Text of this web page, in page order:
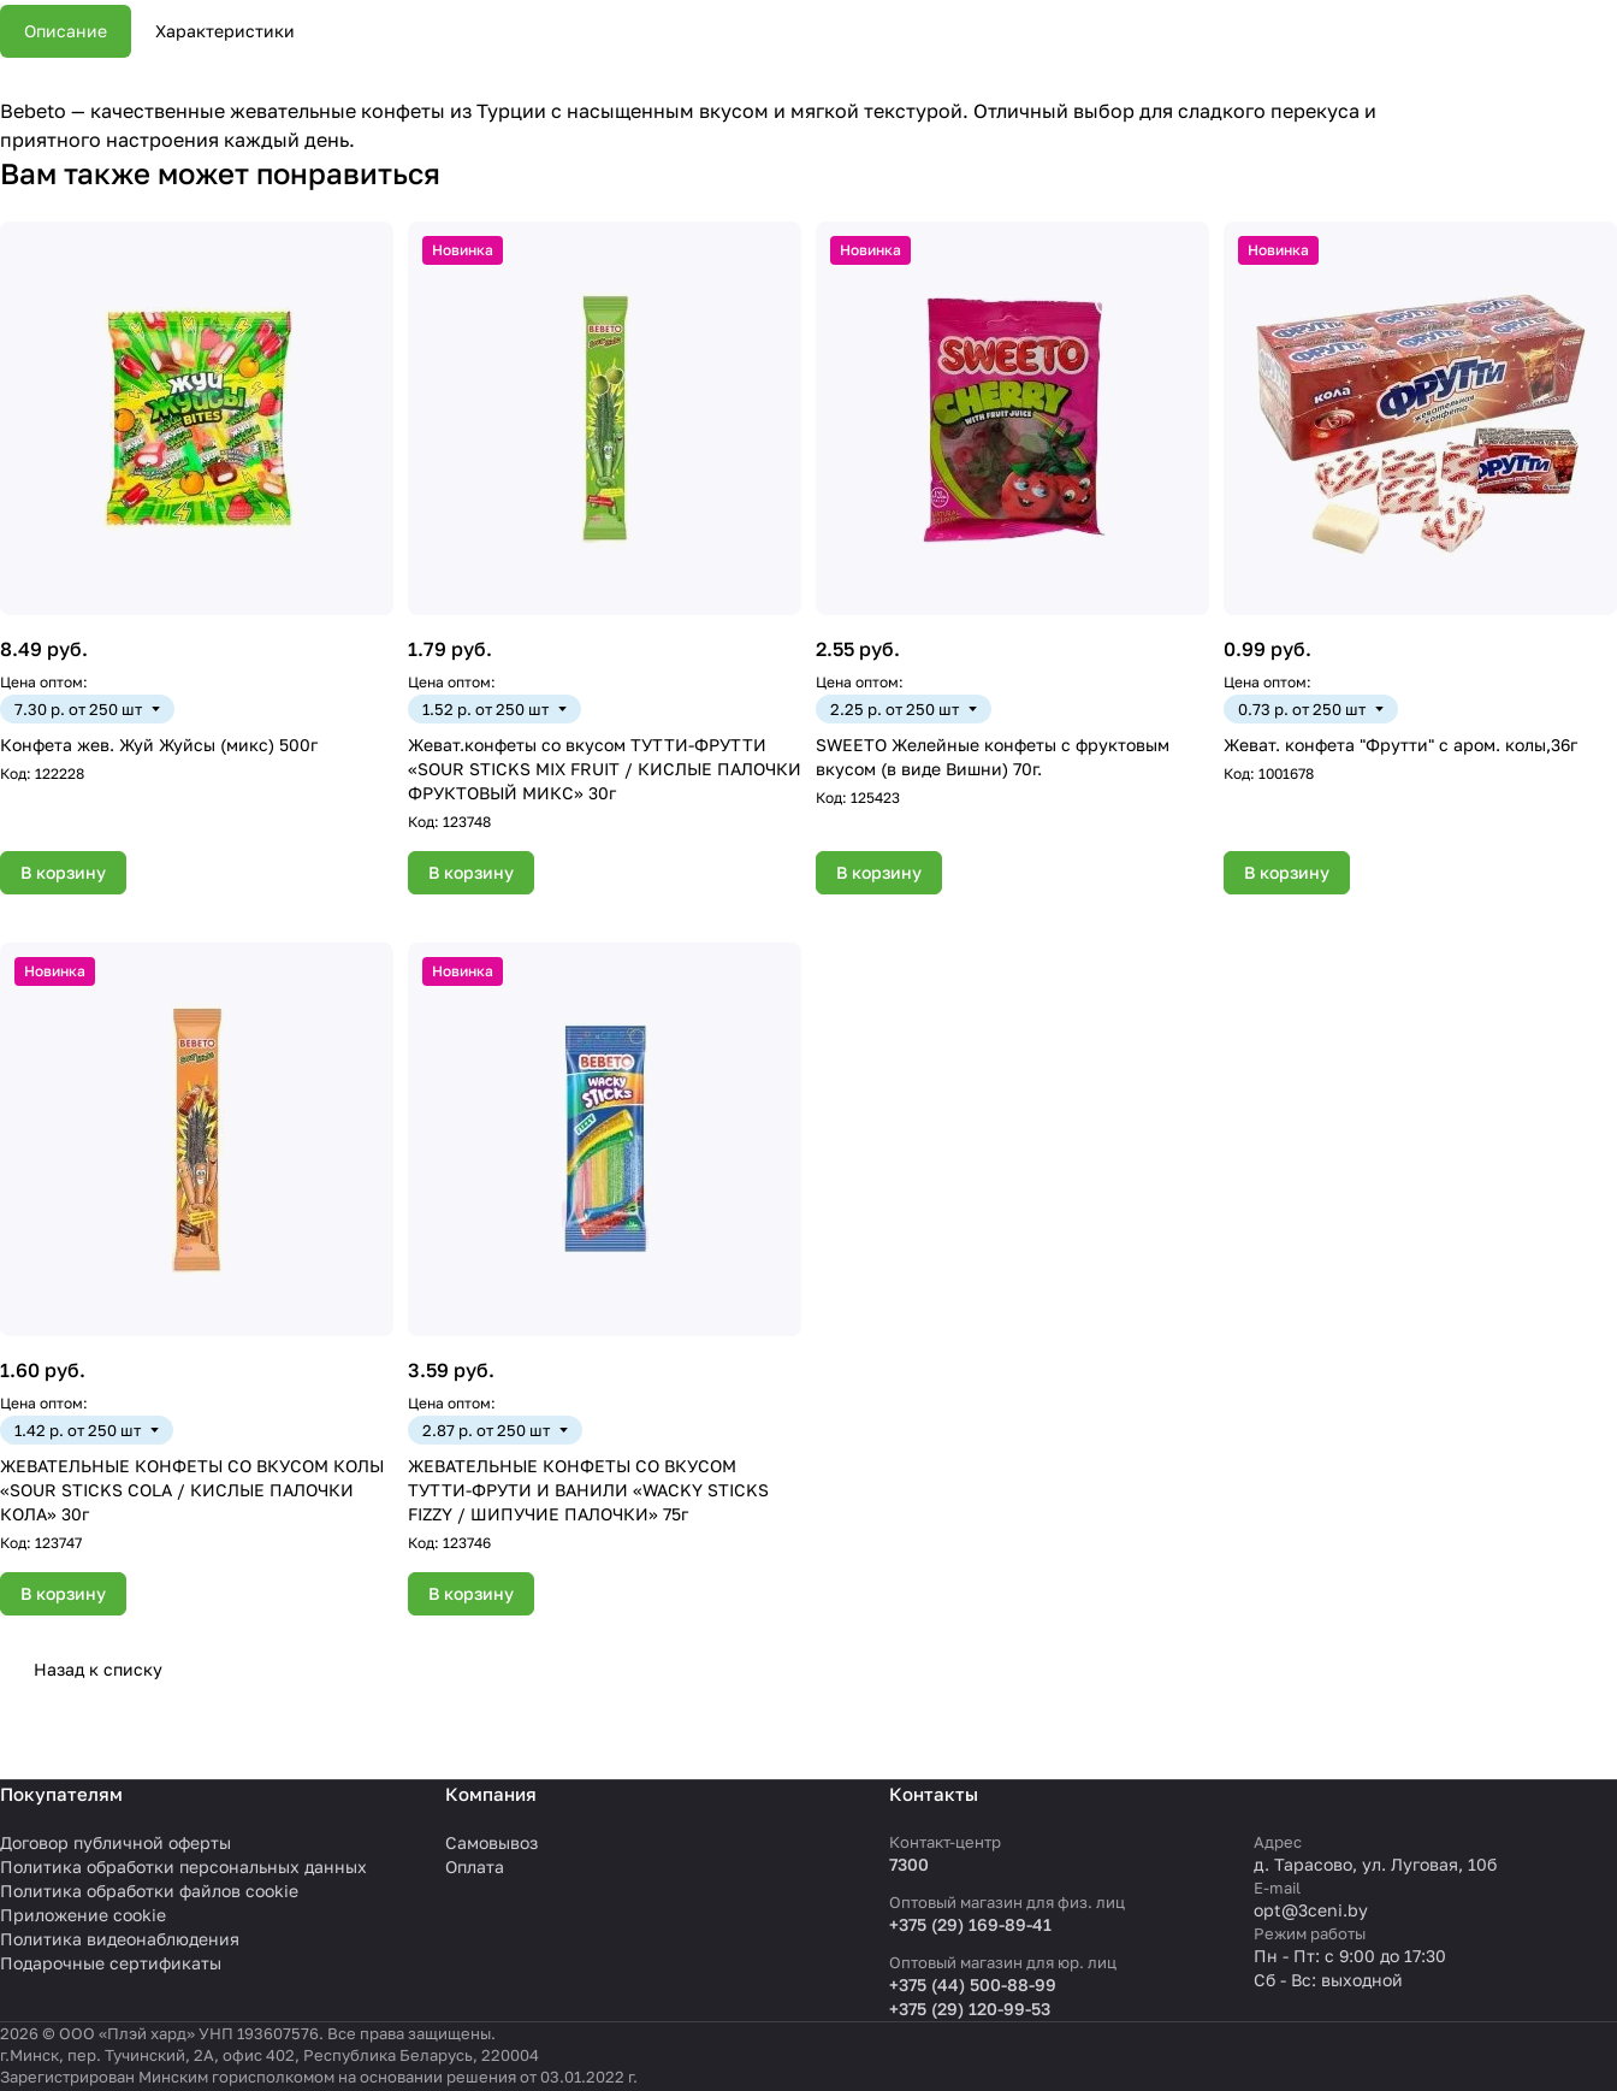
Описание Характеристики
Bebeto — качественные жевательные конфеты из Турции с насыщенным вкусом и мягкой текстурой. Отличный выбор для сладкого перекуса и
приятного настроения каждый день.
Вам также может понравиться
8.49 руб.
Цена оптом:
7.30 р. от 250 шт
Конфета жев. Жуй Жуйсы (микс) 500г
Код: 122228
В корзину
Новинка
1.79 руб.
Цена оптом:
1.52 р. от 250 шт
Жеват.конфеты со вкусом ТУТТИ-ФРУТТИ
«SOUR STICKS MIX FRUIT / КИСЛЫЕ ПАЛОЧКИ
ФРУКТОВЫЙ МИКС» 30г
Код: 123748
В корзину
Новинка
2.55 руб.
Цена оптом:
2.25 р. от 250 шт
SWEETO Желейные конфеты с фруктовым
вкусом (в виде Вишни) 70г.
Код: 125423
В корзину
Новинка
0.99 руб.
Цена оптом:
0.73 р. от 250 шт
Жеват. конфета "Фрутти" с аром. колы,36г
Код: 1001678
В корзину
Новинка
1.60 руб.
Цена оптом:
1.42 р. от 250 шт
ЖЕВАТЕЛЬНЫЕ КОНФЕТЫ СО ВКУСОМ КОЛЫ
«SOUR STICKS COLA / КИСЛЫЕ ПАЛОЧКИ
КОЛА» 30г
Код: 123747
В корзину
Новинка
3.59 руб.
Цена оптом:
2.87 р. от 250 шт
ЖЕВАТЕЛЬНЫЕ КОНФЕТЫ СО ВКУСОМ
ТУТТИ-ФРУТИ И ВАНИЛИ «WACKY STICKS
FIZZY / ШИПУЧИЕ ПАЛОЧКИ» 75г
Код: 123746
В корзину
Назад к списку
Покупателям
Договор публичной оферты
Политика обработки персональных данных
Политика обработки файлов cookie
Приложение cookie
Политика видеонаблюдения
Подарочные сертификаты
Компания
Самовывоз
Оплата
Контакты
Контакт-центр
7300
Оптовый магазин для физ. лиц
+375 (29) 169-89-41
Оптовый магазин для юр. лиц
+375 (44) 500-88-99
+375 (29) 120-99-53
Адрес
д. Тарасово, ул. Луговая, 10б
E-mail
opt@3ceni.by
Режим работы
Пн - Пт: с 9:00 до 17:30
Сб - Вс: выходной
2026 © ООО «Плэй хард» УНП 193607576. Все права защищены.
г.Минск, пер. Тучинский, 2А, офис 402, Республика Беларусь, 220004
Зарегистрирован Минским горисполкомом на основании решения от 03.01.2022 г.